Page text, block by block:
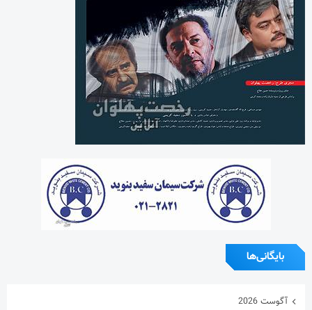
آگوست 2026
جولای 2026
ژوئن 2026
می 2026
دسامبر 2025
سپتامبر 2025
جولای 2025